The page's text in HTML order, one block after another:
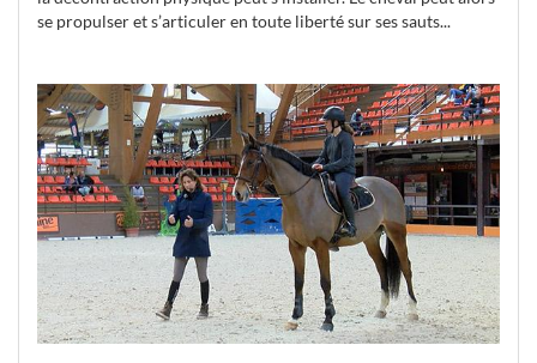
se propulser et s’articuler en toute liberté sur ses sauts...